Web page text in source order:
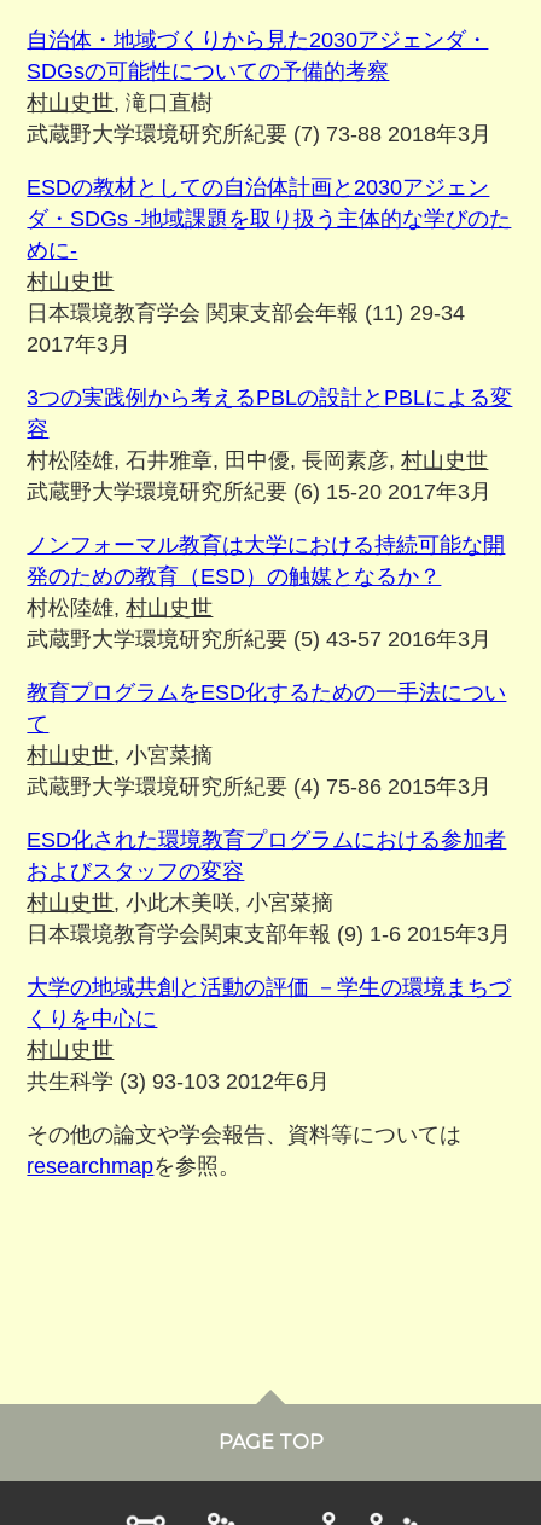
自治体・地域づくりから見た2030アジェンダ・
SDGsの可能性についての予備的考察
村山史世, 滝口直樹
武蔵野大学環境研究所紀要 (7) 73-88 2018年3月
ESDの教材としての自治体計画と2030アジェン
ダ・SDGs -地域課題を取り扱う主体的な学びのた
めに-
村山史世
日本環境教育学会 関東支部会年報 (11) 29-34
2017年3月
3つの実践例から考えるPBLの設計とPBLによる変
容
村松陸雄, 石井雅章, 田中優, 長岡素彦,村山史世
武蔵野大学環境研究所紀要 (6) 15-20 2017年3月
ノンフォーマル教育は大学における持続可能な開
発のための教育（ESD）の触媒となるか？
村松陸雄,村山史世
武蔵野大学環境研究所紀要 (5) 43-57 2016年3月
教育プログラムをESD化するための一手法につい
て
村山史世, 小宮菜摘
武蔵野大学環境研究所紀要 (4) 75-86 2015年3月
ESD化された環境教育プログラムにおける参加者
およびスタッフの変容
村山史世, 小此木美咲, 小宮菜摘
日本環境教育学会関東支部年報 (9) 1-6 2015年3月
大学の地域共創と活動の評価 －学生の環境まちづ
くりを中心に
村山史世
共生科学 (3) 93-103 2012年6月
その他の論文や学会報告、資料等については
researchmapを参照。
PAGE TOP